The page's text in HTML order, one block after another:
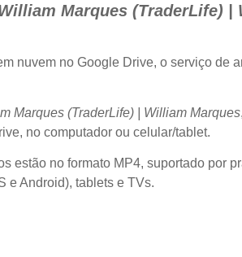
Marques (TraderLife) |
nuvem no Google Drive, o serviço de
Marques (TraderLife) | William Marques
no computador ou celular/tablet.
estão no formato MP4, suportado por
e Android), tablets e TVs.